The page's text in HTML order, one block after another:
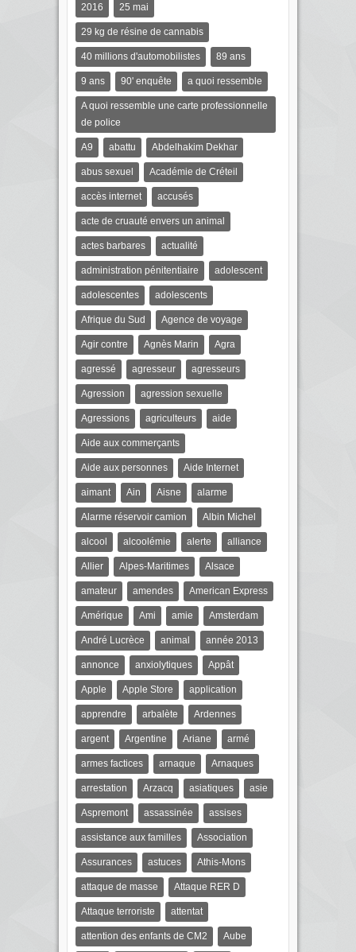
2016 25 mai
29 kg de résine de cannabis
40 millions d'automobilistes 89 ans
9 ans 90' enquête a quoi ressemble
A quoi ressemble une carte professionnelle
de police
A9 abattu Abdelhakim Dekhar
abus sexuel Académie de Créteil
accès internet accusés
acte de cruauté envers un animal
actes barbares actualité
administration pénitentiaire adolescent
adolescentes adolescents
Afrique du Sud Agence de voyage
Agir contre Agnès Marin Agra
agressé agresseur agresseurs
Agression agression sexuelle
Agressions agriculteurs aide
Aide aux commerçants
Aide aux personnes Aide Internet
aimant Ain Aisne alarme
Alarme réservoir camion Albin Michel
alcool alcoolémie alerte alliance
Allier Alpes-Maritimes Alsace
amateur amendes American Express
Amérique Ami amie Amsterdam
André Lucrèce animal année 2013
annonce anxiolytiques Appât
Apple Apple Store application
apprendre arbalète Ardennes
argent Argentine Ariane armé
armes factices arnaque Arnaques
arrestation Arzacq asiatiques asie
Aspremont assassinée assises
assistance aux familles Association
Assurances astuces Athis-Mons
attaque de masse Attaque RER D
Attaque terroriste attentat
attention des enfants de CM2 Aube